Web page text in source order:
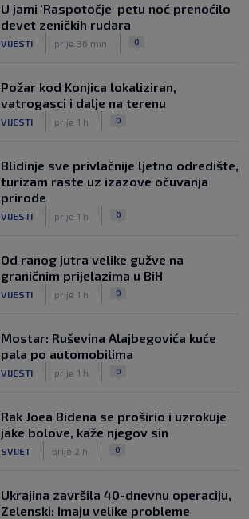
nasrnuo na gostujuće fudbalere
(VIDEO)
NOGOMET
|
8. aug.
U jami 'Raspotočje' petu noć prenoćilo
devet zeničkih rudara
VIJESTI prije 36 min 0
Požar kod Konjica lokaliziran,
vatrogasci i dalje na terenu
VIJESTI prije 1 h 0
Blidinje sve privlačnije ljetno odredište,
turizam raste uz izazove očuvanja
prirode
VIJESTI prije 1 h 0
Od ranog jutra velike gužve na
graničnim prijelazima u BiH
VIJESTI prije 1 h 0
Mostar: Ruševina Alajbegovića kuće
pala po automobilima
VIJESTI prije 1 h 0
Rak Joea Bidena se proširio i uzrokuje
jake bolove, kaže njegov sin
SVIJET prije 2 h 0
Ukrajina završila 40-dnevnu operaciju,
Zelenski: Imaju velike probleme